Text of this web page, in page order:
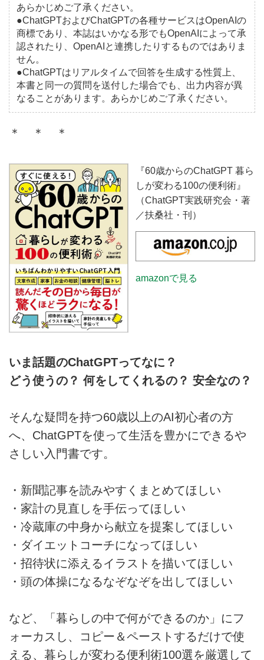
あらかじめご了承ください。
●ChatGPTおよびChatGPTの各種サービスはOpenAIの
商標であり、本誌はいかなる形でもOpenAIによって承
認されたり、OpenAIと連携したりするものではありま
せん。
●ChatGPTはリアルタイムで回答を生成する性質上、
本書と同一の質問を送付した場合でも、出力内容が異
なることがあります。あらかじめご了承ください。
＊ ＊ ＊
『60歳からのChatGPT 暮ら
しが変わる100の便利術』
（ChatGPT実践研究会・著
／扶桑社・刊）
amazonで見る
いま話題のChatGPTってなに？
どう使うの？ 何をしてくれるの？ 安全なの？
そんな疑問を持つ60歳以上のAI初心者の方
へ、ChatGPTを使って生活を豊かにできるや
さしい入門書です。
・新聞記事を読みやすくまとめてほしい
・家計の見直しを手伝ってほしい
・冷蔵庫の中身から献立を提案してほしい
・ダイエットコーチになってほしい
・招待状に添えるイラストを描いてほしい
・頭の体操になるなぞなぞを出してほしい
など、「暮らしの中で何ができるのか」にフ
ォーカスし、コピー＆ペーストするだけで使
える、暮らしが変わる便利術100選を厳選して